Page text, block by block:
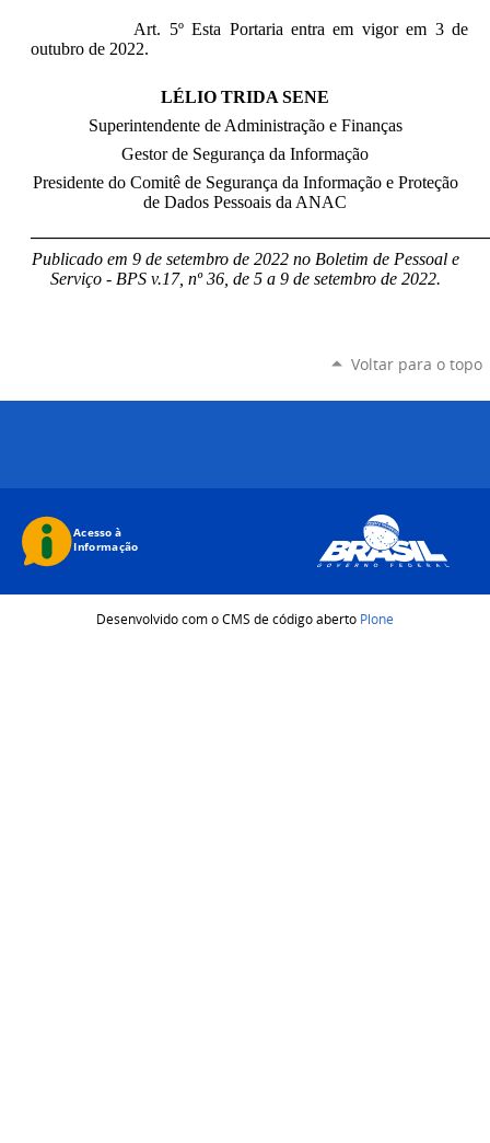
Art. 5º Esta Portaria entra em vigor em 3 de
outubro de 2022.
LÉLIO TRIDA SENE
Superintendente de Administração e Finanças
Gestor de Segurança da Informação
Presidente do Comitê de Segurança da Informação e Proteção
de Dados Pessoais da ANAC
Publicado em 9 de setembro de 2022 no Boletim de Pessoal e
Serviço - BPS v.17, nº 36, de 5 a 9 de setembro de 2022.
Voltar para o topo
Desenvolvido com o CMS de código aberto Plone